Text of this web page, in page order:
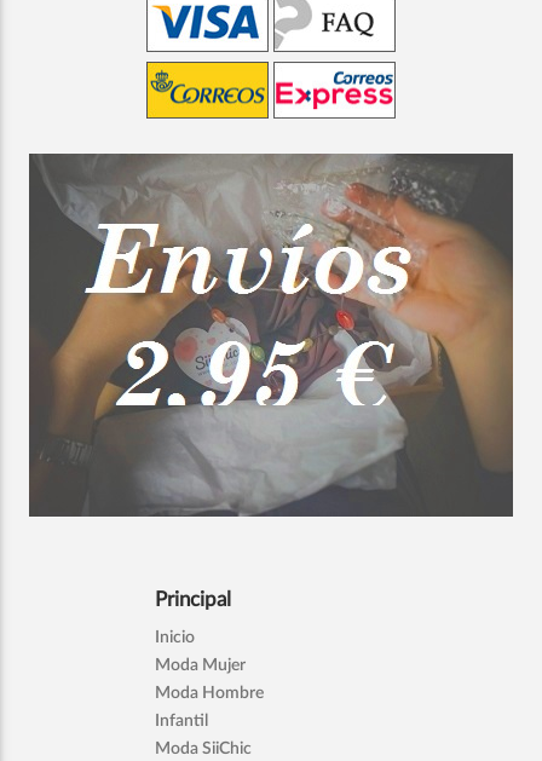
Principal
Inicio
Moda Mujer
Moda Hombre
Infantil
Moda SiiChic